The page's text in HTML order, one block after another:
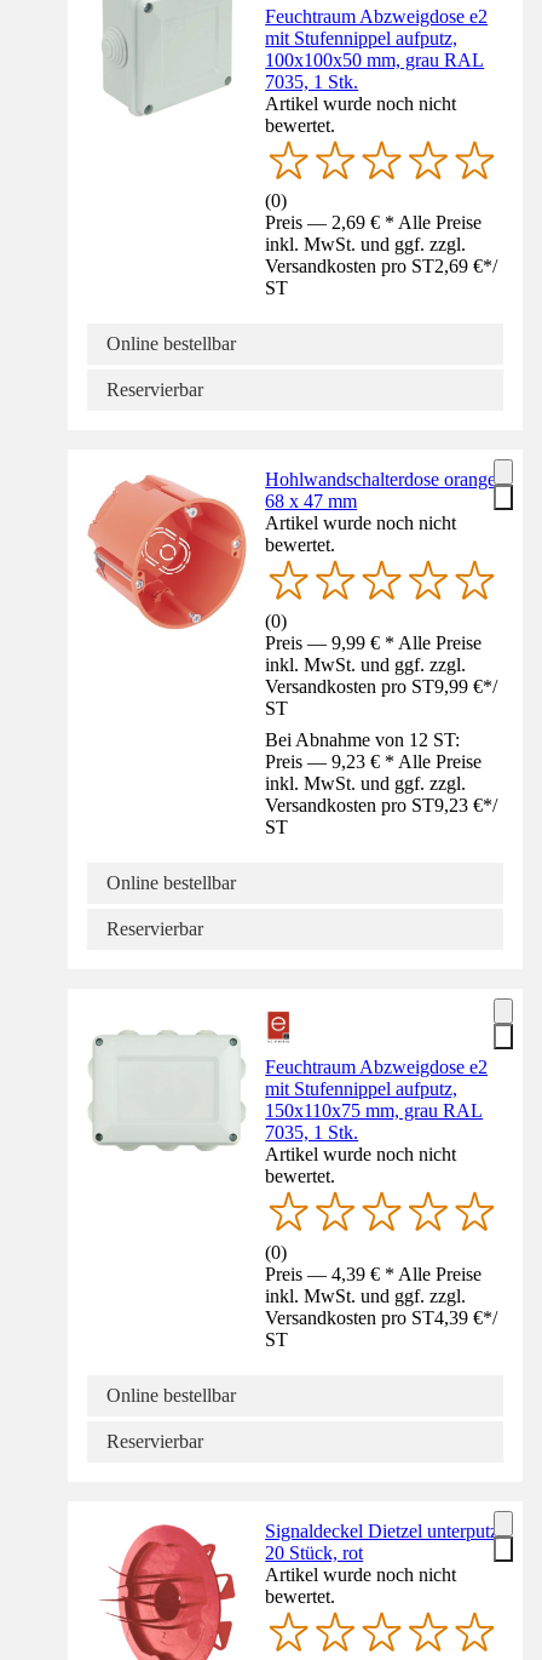
Feuchtraum Abzweigdose e2
mit Stufennippel aufputz,
100x100x50 mm, grau RAL
7035, 1 Stk.
Artikel wurde noch nicht
bewertet.
(0)
Preis — 2,69 € * Alle Preise
inkl. MwSt. und ggf. zzgl.
Versandkosten pro ST2,69 €*/
ST
Online bestellbar
Reservierbar
Hohlwandschalterdose orange
68 x 47 mm
Artikel wurde noch nicht
bewertet.
(0)
Preis — 9,99 € * Alle Preise
inkl. MwSt. und ggf. zzgl.
Versandkosten pro ST9,99 €*/
ST
Bei Abnahme von 12 ST:
Preis — 9,23 € * Alle Preise
inkl. MwSt. und ggf. zzgl.
Versandkosten pro ST9,23 €*/
ST
Online bestellbar
Reservierbar
Feuchtraum Abzweigdose e2
mit Stufennippel aufputz,
150x110x75 mm, grau RAL
7035, 1 Stk.
Artikel wurde noch nicht
bewertet.
(0)
Preis — 4,39 € * Alle Preise
inkl. MwSt. und ggf. zzgl.
Versandkosten pro ST4,39 €*/
ST
Online bestellbar
Reservierbar
Signaldeckel Dietzel unterputz
20 Stück, rot
Artikel wurde noch nicht
bewertet.